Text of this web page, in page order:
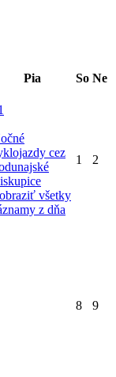
Pia So Ne
cez
všetky
z dňa
1 2
8 9